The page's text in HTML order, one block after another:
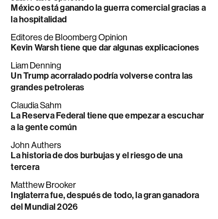
México está ganando la guerra comercial gracias a
la hospitalidad
Editores de Bloomberg Opinion
Kevin Warsh tiene que dar algunas explicaciones
Liam Denning
Un Trump acorralado podría volverse contra las
grandes petroleras
Claudia Sahm
La Reserva Federal tiene que empezar a escuchar
a la gente común
John Authers
La historia de dos burbujas y el riesgo de una
tercera
Matthew Brooker
Inglaterra fue, después de todo, la gran ganadora
del Mundial 2026